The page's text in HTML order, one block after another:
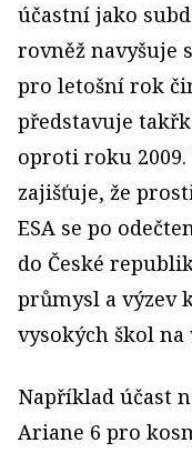
účastní jako
rovněž navyšuje
pro letošní rok
představuje
oproti roku
zajišťuje, že
ESA se po
do České
průmysl a výzev
vysokých škol
Například účast
Ariane 6 pro